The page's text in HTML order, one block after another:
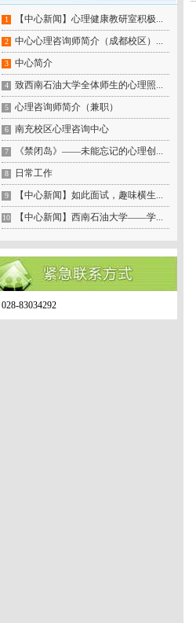
1 【中心新闻】心理健康教研室积极...
2 中心心理咨询师简介（成都校区）...
3 中心简介
4 致西南石油大学全体师生的心理照...
5 心理咨询师简介（兼职）
6 南充校区心理咨询中心
7 《禁闭岛》——未能忘记的心理创...
8 日常工作
9 【中心新闻】如此面试，趣味横生...
10 【中心新闻】西南石油大学——学...
028-83034292